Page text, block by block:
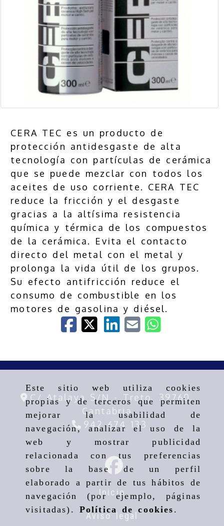
Este sitio web utiliza cookies
propias y de terceros que permiten
mejorar la usabilidad de
navegación, analizar el uso de la
web y mostrar publicidad
relacionada con tus preferencias
sobre la base de un perfil
elaborado a partir de tus hábitos de
navegación (por ejemplo, páginas
visitadas). Política de cookies .
CERA TEC es un producto de
protección antidesgaste de alta
tecnología con partículas de cerámica
que se puede mezclar con todos los
aceites de uso corriente. CERA TEC
reduce la fricción y el desgaste
gracias a la altísima resistencia
química y térmica de los compuestos
de la cerámica. Evita el contacto
directo del metal con el metal y
prolonga la vida útil de los grupos.
Su efecto antifricción reduce el
consumo de combustible en los
motores de gasolina y diésel.
C/ Atalaya S/N - Treto, 39760,
Cantabria
942 674 133
Inicio
Aviso legal